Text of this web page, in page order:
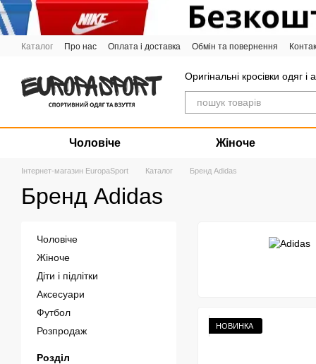
Перейти до основного контенту
Каталог Про нас Оплата і доставка Обмін та повернення
Оригінальні кросівки одяг і
Чоловіче Жіноче
Інтернет-магазин EuropaSport Каталог Бренд Adidas
Бренд Adidas
НОВИНКА
Чоловіче
Жіноче
Діти і підлітки
Аксесуари
Футбол
Розпродаж
Розділ